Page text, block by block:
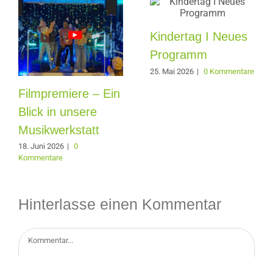
Filmpremiere – Ein
Blick in unsere
Musikwerkstatt
18. Juni 2026 | 0
Kommentare
Kindertag I Neues
Programm
25. Mai 2026 | 0 Kommentare
Hinterlasse einen Kommentar
Kommentar